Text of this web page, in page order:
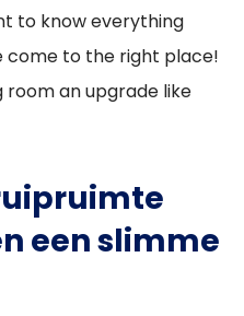
to know everything
come to the right place!
room an upgrade like
een slimme